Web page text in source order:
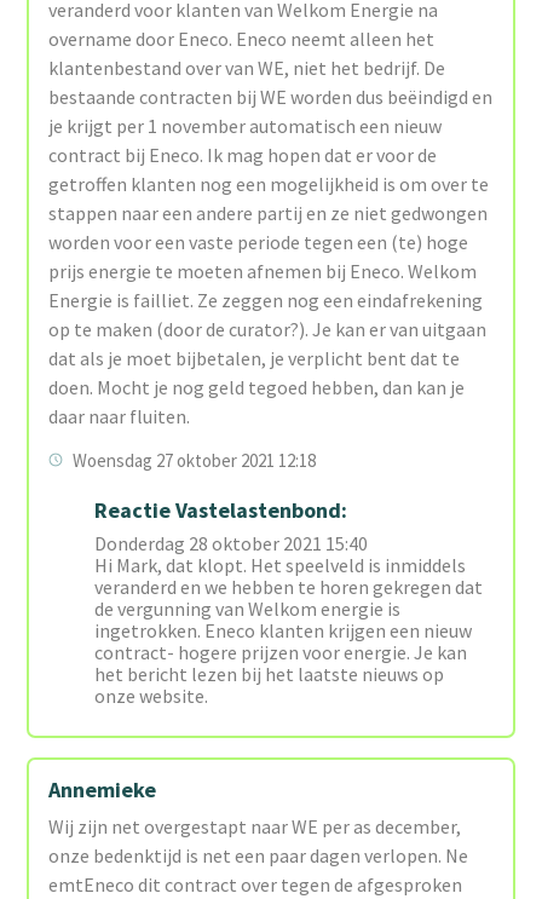
veranderd voor klanten van Welkom Energie na
overname door Eneco. Eneco neemt alleen het
klantenbestand over van WE, niet het bedrijf. De
bestaande contracten bij WE worden dus beëindigd en
je krijgt per 1 november automatisch een nieuw
contract bij Eneco. Ik mag hopen dat er voor de
getroffen klanten nog een mogelijkheid is om over te
stappen naar een andere partij en ze niet gedwongen
worden voor een vaste periode tegen een (te) hoge
prijs energie te moeten afnemen bij Eneco. Welkom
Energie is failliet. Ze zeggen nog een eindafrekening
op te maken (door de curator?). Je kan er van uitgaan
dat als je moet bijbetalen, je verplicht bent dat te
doen. Mocht je nog geld tegoed hebben, dan kan je
daar naar fluiten.
Woensdag 27 oktober 2021 12:18
Reactie Vastelastenbond:
Donderdag 28 oktober 2021 15:40
Hi Mark, dat klopt. Het speelveld is inmiddels
veranderd en we hebben te horen gekregen dat
de vergunning van Welkom energie is
ingetrokken. Eneco klanten krijgen een nieuw
contract- hogere prijzen voor energie. Je kan
het bericht lezen bij het laatste nieuws op
onze website.
Annemieke
Wij zijn net overgestapt naar WE per as december,
onze bedenktijd is net een paar dagen verlopen. Ne
emtEneco dit contract over tegen de afgesproken